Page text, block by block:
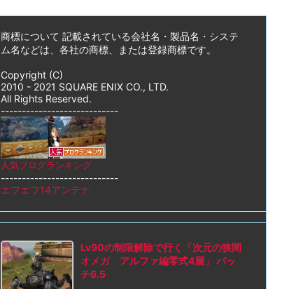
商標について 記載されている会社名・製品名・システ
ム名などは、各社の商標、または登録商標です。
Copyright (C)
2010 - 2021 SQUARE ENIX CO., LTD.
All Rights Reserved.
----------------------------
人気ブログランキング
----------------------------
エフエフ14アンテナ
Lv90の制限解除で行く「次元の狭間
オメガ アルファ編零式4層」 パッ
チ6.5